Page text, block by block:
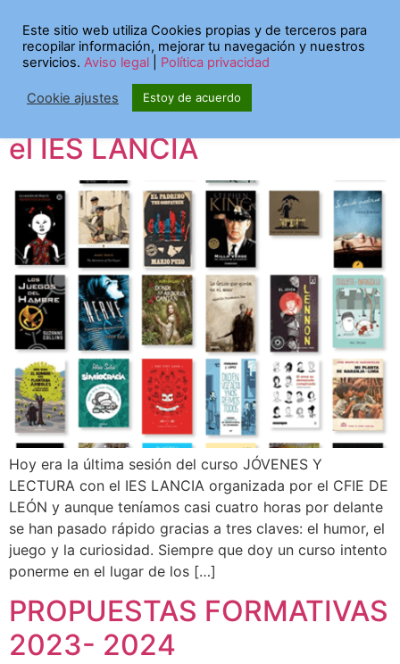
Etiqueta:cursos
Termina el curso online
JÓVENES Y LECTURA con
el IES LANCIA
Hoy era la última sesión del curso JÓVENES Y
LECTURA con el IES LANCIA organizada por el CFIE DE
LEÓN y aunque teníamos casi cuatro horas por delante
se han pasado rápido gracias a tres claves: el humor, el
juego y la curiosidad. Siempre que doy un curso intento
ponerme en el lugar de los […]
PROPUESTAS FORMATIVAS
2023- 2024
Este sitio web utiliza Cookies propias y de terceros para
recopilar información, mejorar tu navegación y nuestros
servicios. Aviso legal Política privacidad
Cookie ajustes Estoy de acuerdo